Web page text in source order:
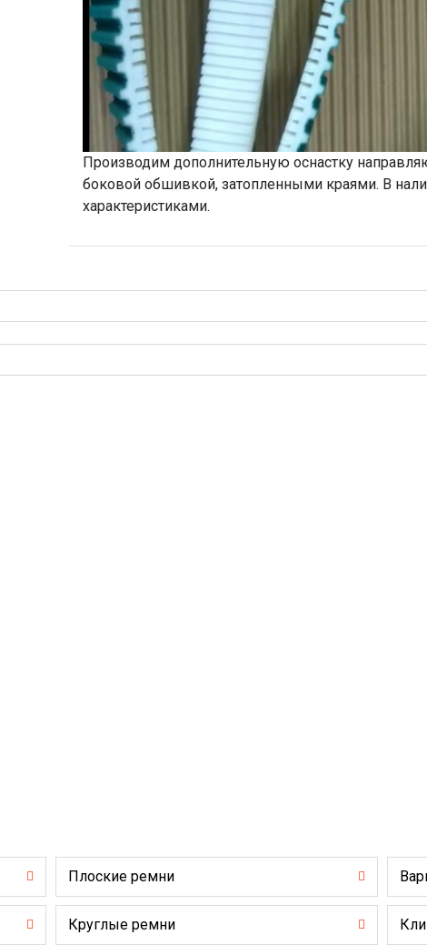
Производим дополнительную оснастку
боковой обшивкой, затопленными краями. В
характеристиками.
Плоские ремни
Круглые ремни